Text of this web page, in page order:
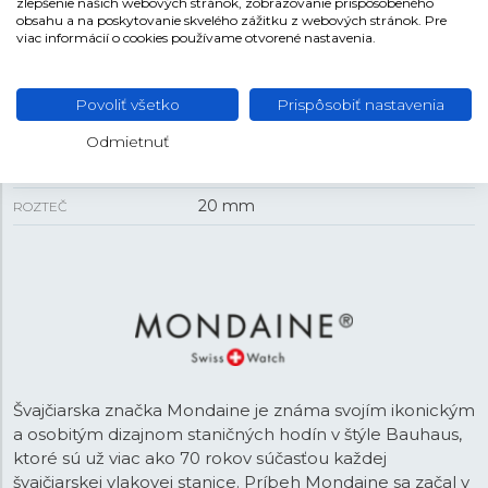
REMIENOK
MATERIÁL REMIENKA Oceľ s povrchovou úpravou
FARBA REMIENKA
ROZTEČ 20 mm
Švajčiarska značka Mondaine je známa svojím ikonickým
a osobitým dizajnom staničných hodín v štýle Bauhaus,
ktoré sú už viac ako 70 rokov súčasťou každej
švajčiarskej vlakovej stanice. Príbeh Mondaine sa začal v
obsahu a na poskytovanie skvelého zážitku z webových stránok. Pre
viac informácií o cookies používame otvorené nastavenia.
Povoliť všetko Prispôsobiť nastavenia
Odmietnuť